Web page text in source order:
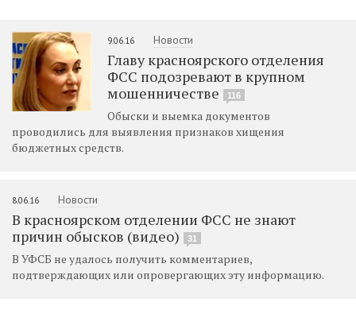
9.06.16 Новости
Главу красноярского отделения
ФСС подозревают в крупном
мошенничестве
116
Обыски и выемка документов
проводились для выявления признаков хищения
бюджетных средств.
8.06.16 Новости
В красноярском отделении ФСС не знают
причин обысков (видео)
31
В УФСБ не удалось получить комментариев,
подтверждающих или опровергающих эту информацию.